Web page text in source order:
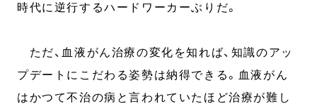
時代に逆行するハードワーカーぶりだ。
ただ、血液がん治療の変化を知れば、知識のアッ
プデートにこだわる姿勢は納得できる。血液がん
はかつて不治の病と言われていたほど治療が難し